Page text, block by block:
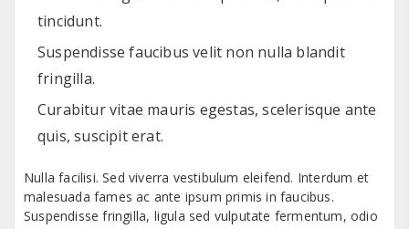
tincidunt.
Suspendisse faucibus velit non nulla blandit
fringilla.
Curabitur vitae mauris egestas, scelerisque ante
quis, suscipit erat.
Nulla facilisi. Sed viverra vestibulum eleifend. Interdum et
malesuada fames ac ante ipsum primis in faucibus.
Suspendisse fringilla, ligula sed vulputate fermentum, odio